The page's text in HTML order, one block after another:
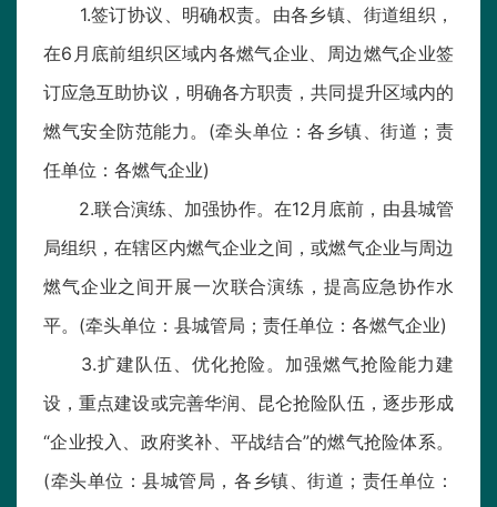
1.签订协议、明确权责。由各乡镇、街道组织，
在6月底前组织区域内各燃气企业、周边燃气企业签
订应急互助协议，明确各方职责，共同提升区域内的
燃气安全防范能力。(牵头单位：各乡镇、街道；责
任单位：各燃气企业)
2.联合演练、加强协作。在12月底前，由县城管
局组织，在辖区内燃气企业之间，或燃气企业与周边
燃气企业之间开展一次联合演练，提高应急协作水
平。(牵头单位：县城管局；责任单位：各燃气企业)
3.扩建队伍、优化抢险。加强燃气抢险能力建
设，重点建设或完善华润、昆仑抢险队伍，逐步形成
“企业投入、政府奖补、平战结合”的燃气抢险体系。
(牵头单位：县城管局，各乡镇、街道；责任单位：